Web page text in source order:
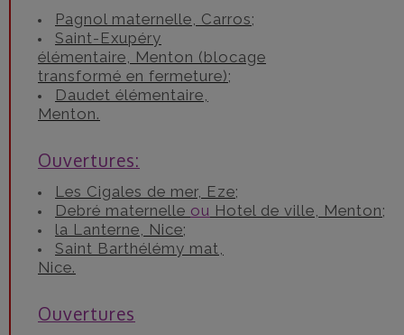
Pagnol maternelle, Carros;
Saint-Exupéry
élémentaire, Menton (blocage
transformé en fermeture);
Daudet élémentaire,
Menton.
Ouvertures:
Les Cigales de mer, Eze;
Debré maternelle ou Hotel de ville, Menton;
la Lanterne, Nice;
Saint Barthélémy mat,
Nice.
Ouvertures